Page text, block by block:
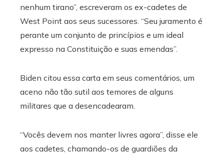
nenhum tirano”, escreveram os ex-cadetes de
West Point aos seus sucessores. “Seu juramento é
perante um conjunto de princípios e um ideal
expresso na Constituição e suas emendas”.
Biden citou essa carta em seus comentários, um
aceno não tão sutil aos temores de alguns
militares que a desencadearam.
“Vocês devem nos manter livres agora”, disse ele
aos cadetes, chamando-os de guardiões da